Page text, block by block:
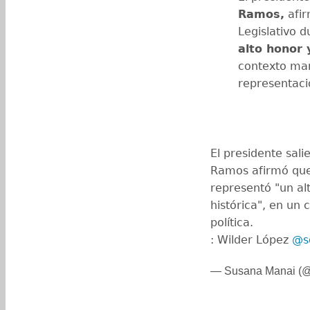
Ramos,
Legislativo
alto honor
contexto
El presidente
Ramos afirmó
representó "un
histórica", en un
política.
: Wilder López
— Susana Manai